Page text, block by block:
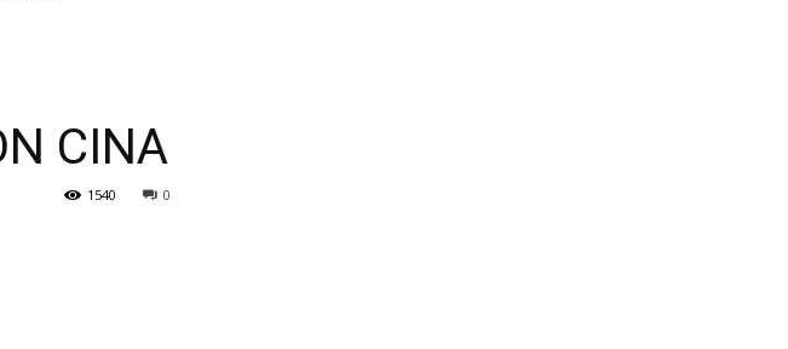
CINA
0
1540